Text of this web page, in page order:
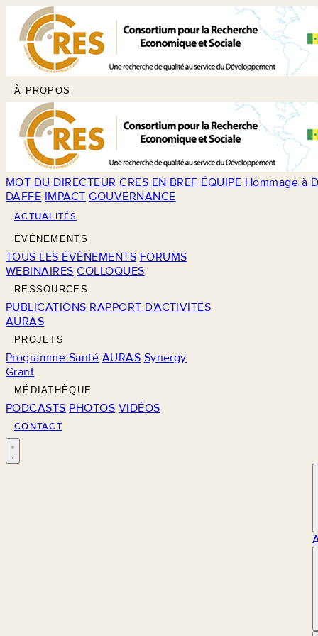
À PROPOS
MOT DU DIRECTEUR CRES EN BREF ÉQUIPE Hommage à
DAFFE IMPACT GOUVERNANCE
ACTUALITÉS
ÉVÉNEMENTS
TOUS LES ÉVÉNEMENTS FORUMS
WEBINAIRES COLLOQUES
RESSOURCES
PUBLICATIONS RAPPORT D'ACTIVITÉS
AURAS
PROJETS
Programme Santé AURAS Synergy
Grant
MÉDIATHÈQUE
PODCASTS PHOTOS VIDÉOS
CONTACT